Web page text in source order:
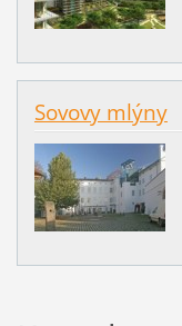
Sovovy mlýny